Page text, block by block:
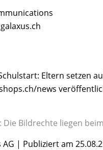
Eltern setzen
news
Die Bildrechte liegen
AG | Publiziert am